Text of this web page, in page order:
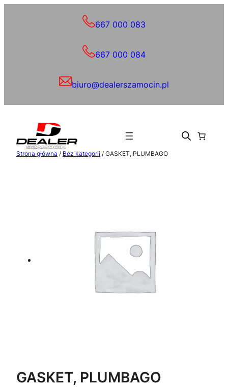
667 000 083
667 000 084
biuro@dealerszamocin.pl
Strona główna / Bez kategorii / GASKET, PLUMBAGO
GASKET, PLUMBAGO